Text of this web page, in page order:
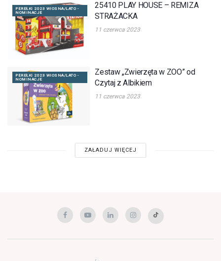
PEREŁKI 2023 WIOSNA/LATO -
NOMINACJE
25410 PLAY HOUSE – REMIZA
STRAŻACKA
11 czerwca 2023
PEREŁKI 2023 WIOSNA/LATO -
NOMINACJE
Zestaw „Zwierzęta w ZOO” od
Czytaj z Albikiem
11 czerwca 2023
ZAŁADUJ WIĘCEJ